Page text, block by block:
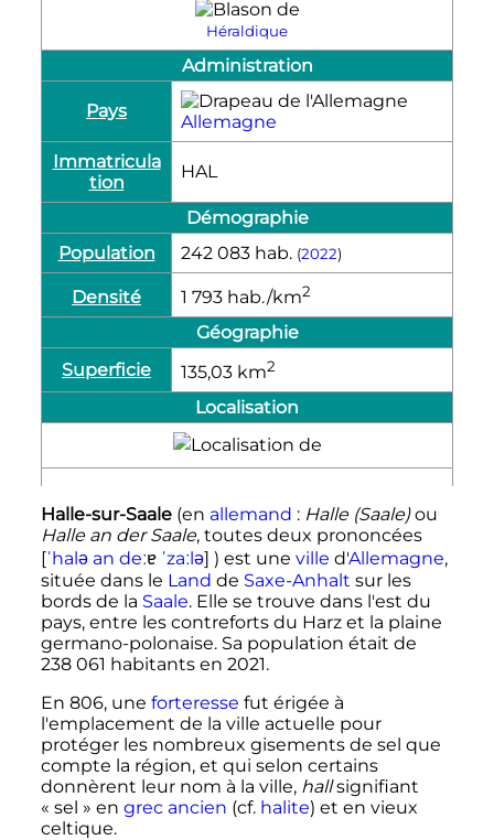
Héraldique
Administration
Pays
Allemagne
Immatricula
tion
HAL
Démographie
Population
242 083 hab. (2022)
Densité 1 793 hab./km2
Géographie
Superficie
135,03 km2
Localisation
Halle-sur-Saale(en allemand : Halle (Saale)ou
Halle an der Saale, toutes deux prononcées
[ˈhalə an deːɐ ˈzaːlə] ) est une ville d'Allemagne,
située dans le Land de Saxe-Anhalt sur les
bords de la Saale. Elle se trouve dans l'est du
pays, entre les contreforts du Harz et la plaine
germano-polonaise. Sa population était de
238 061 habitantsen 2021.
En 806, une forteresse fut érigée à
l'emplacement de la ville actuelle pour
protéger les nombreux gisements de sel que
compte la région, et qui selon certains
donnèrent leur nom à la ville, hallsignifiant
« sel » en grec ancien (cf. halite) et en vieux
celtique.